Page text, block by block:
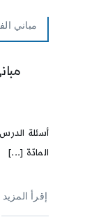
مباني
أسئلة
المادّة [...]
إقرأ المزيد